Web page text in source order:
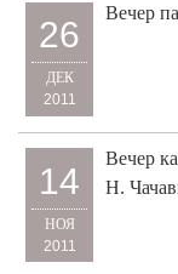
26
ДЕК
2011
Вечер
14
НОЯ
2011
Вечер
Н.